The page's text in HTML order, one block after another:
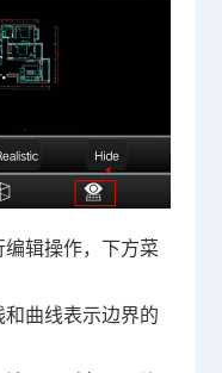
辑操作，下方菜
曲线表示边界的